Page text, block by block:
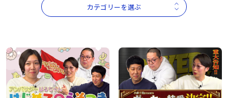
カテゴリーを選ぶ